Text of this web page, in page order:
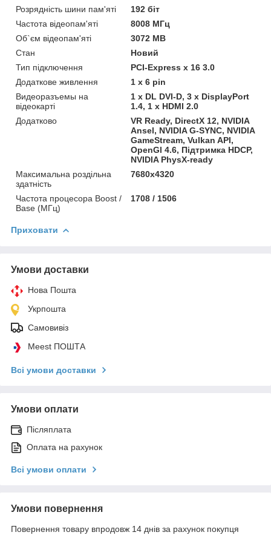
Розрядність шини пам'яті
192 біт
Частота відеопам'яті
8008 МГц
Об`єм відеопам'яті
3072 MB
Стан
Новий
Тип підключення
PCI-Express x 16 3.0
Додаткове живлення
1 х 6 pin
Видеоразъемы на
відеокарті
1 x DL DVI-D, 3 х DisplayPort
1.4, 1 х HDMI 2.0
Додатково
VR Ready, DirectX 12, NVIDIA
Ansel, NVIDIA G-SYNC, NVIDIA
GameStream, Vulkan API,
OpenGl 4.6, Підтримка HDCP,
NVIDIA PhysX-ready
Максимальна роздільна
здатність
7680x4320
Частота процесора Boost /
Base (МГц)
1708 / 1506
Приховати
Умови доставки
Нова Пошта
Укрпошта
Самовивіз
Meest ПОШТА
Всі умови доставки
Умови оплати
Післяплата
Оплата на рахунок
Всі умови оплати
Умови повернення
Повернення товару впродовж 14 днів за рахунок покупця